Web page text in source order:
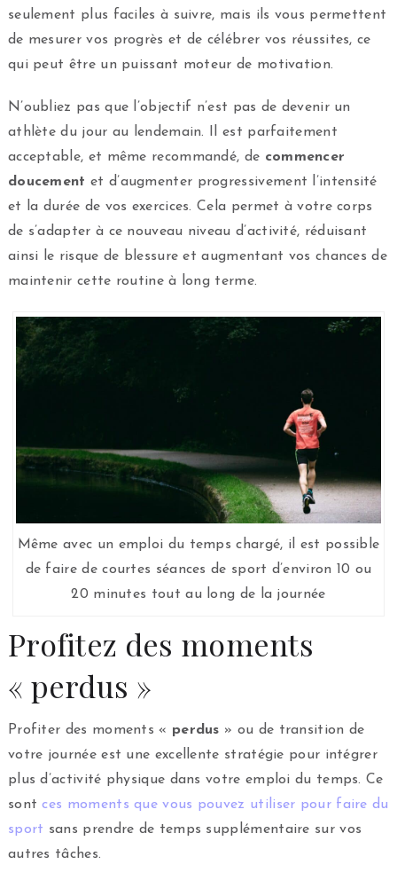
seulement plus faciles à suivre, mais ils vous permettent
de mesurer vos progrès et de célébrer vos réussites, ce
qui peut être un puissant moteur de motivation.
N’oubliez pas que l’objectif n’est pas de devenir un
athlète du jour au lendemain. Il est parfaitement
acceptable, et même recommandé, de commencer
doucement et d’augmenter progressivement l’intensité
et la durée de vos exercices. Cela permet à votre corps
de s’adapter à ce nouveau niveau d’activité, réduisant
ainsi le risque de blessure et augmentant vos chances de
maintenir cette routine à long terme.
Même avec un emploi du temps chargé, il est possible
de faire de courtes séances de sport d’environ 10 ou
20 minutes tout au long de la journée
Profitez des moments
« perdus »
Profiter des moments « perdus » ou de transition de
votre journée est une excellente stratégie pour intégrer
plus d’activité physique dans votre emploi du temps. Ce
sontces moments que vous pouvez utiliser pour faire du
sport sans prendre de temps supplémentaire sur vos
autres tâches.